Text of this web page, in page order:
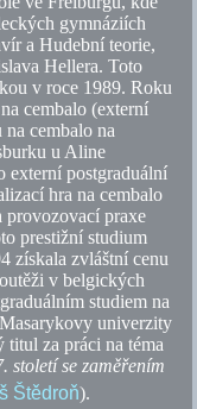
gymnáziích
a Hudební teorie,
Hellera. Toto
v roce 1989. Roku
cembalo (externí
cembalo na
u Aline
externí postgraduální
hra na cembalo
praxe
prestižní studium
získala zvláštní cenu
v belgických
studiem na
univerzity
titul za práci na téma
století se zaměřením
Štědroň).